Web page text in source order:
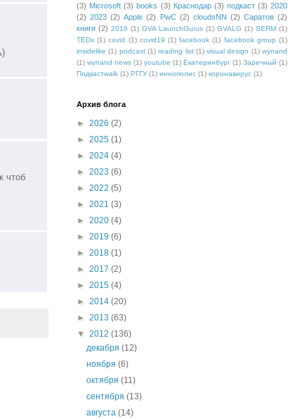
чтоб
(3) Microsoft (3) books (3) Краснодар (3) подкаст (3) 2020
(2) 2023 (2) Apple (2) PwC (2) cloudsNN (2) Саратов (2)
книги (2) 2016 (1) GVA LaunchGurus (1) GVALG (1) SERM (1)
TEDx (1) covid (1) covid19 (1) facebook (1) facebook group (1)
insidelike (1) podcast (1) reading list (1) visual design (1) wynand
(1) wynand news (1) youtube (1) Екатеринбург (1) Заречный (1)
Подкастwalk (1) РГГУ (1) иннополис (1) коронавирус (1)
Архив блога
► 2026 (2)
► 2025 (1)
► 2024 (4)
► 2023 (6)
► 2022 (5)
► 2021 (3)
► 2020 (4)
► 2019 (6)
► 2018 (1)
► 2017 (2)
► 2015 (4)
► 2014 (20)
► 2013 (63)
▼ 2012 (136)
декабря(12)
ноября(6)
октября(11)
сентября(13)
августа(14)